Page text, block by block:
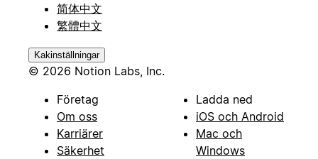
简体中文
繁體中文
Kakinställningar
© 2026 Notion Labs, Inc.
Företag
Om oss
Karriärer
Säkerhet
Ladda ned
iOS och Android
Mac och
Windows